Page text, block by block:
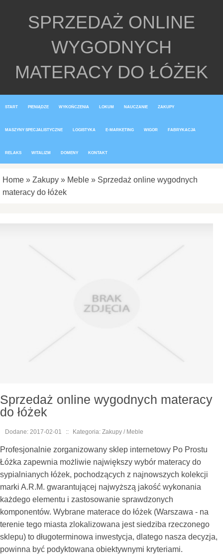
SPRZEDAŻ ONLINE
WYGODNYCH
MATERACY DO ŁÓŻEK
START PIENIĄDZE WYKOŃCZENIA LOKUM NAUCZANIE ZAKUPY
MASZYNY SPECJALISTYCZNE LOGISTYKA E-MARKETING WIGOR FABRYKACJA
RELAKS WITALIZM DOMENY KONTAKT
Home » Zakupy » Meble » Sprzedaż online wygodnych
materacy do łóżek
Sprzedaż online wygodnych materacy
do łóżek
Dodane: 2017-02-01 :: Kategoria: Zakupy / Meble
Profesjonalnie zorganizowany sklep internetowy Po Prostu
Łóżka zapewnia możliwie największy wybór materacy do
sypialnianych łóżek, pochodzących z najnowszych kolekcji
marki A.R.M. gwarantującej najwyższą jakość wykonania
każdego elementu i zastosowanie sprawdzonych
komponentów. Wybrane materace do łóżek (Warszawa - na
terenie tego miasta zlokalizowana jest siedziba rzeczonego
sklepu) to długoterminowa inwestycja, dlatego nasza decyzja,
powinna być podyktowana obiektywnymi kryteriami.